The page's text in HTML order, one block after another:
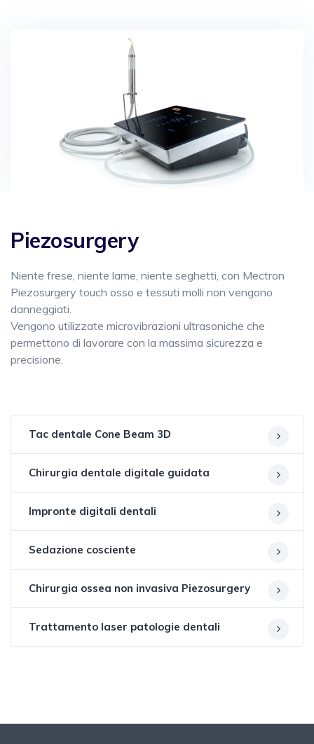
Piezosurgery
Niente frese, niente lame, niente seghetti, con Mectron
Piezosurgery touch osso e tessuti molli non vengono
danneggiati.
Vengono utilizzate microvibrazioni ultrasoniche che
permettono di lavorare con la massima sicurezza e
precisione.
Tac dentale Cone Beam 3D
Chirurgia dentale digitale guidata
Impronte digitali dentali
Sedazione cosciente
Chirurgia ossea non invasiva Piezosurgery
Trattamento laser patologie dentali